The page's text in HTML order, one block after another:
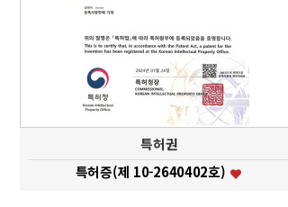
특허권
특허증(제 10-2640402호)